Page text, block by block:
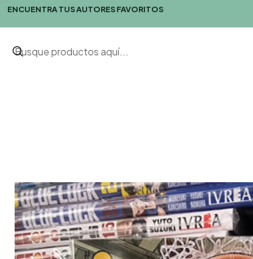
ENCUENTRA TUS AUTORES FAVORITOS